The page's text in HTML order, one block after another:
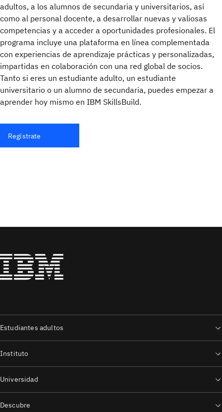
adultos, a los alumnos de secundaria y universitarios, así
como al personal docente, a desarrollar nuevas y valiosas
competencias y a acceder a oportunidades profesionales. El
programa incluye una plataforma en línea complementada
con experiencias de aprendizaje prácticas y personalizadas,
impartidas en colaboración con una red global de socios.
Tanto si eres un estudiante adulto, un estudiante
universitario o un alumno de secundaria, puedes empezar a
aprender hoy mismo en IBM SkillsBuild.
Regístrate
Estudiantes adultos
Instituto
Universidad
Descubre